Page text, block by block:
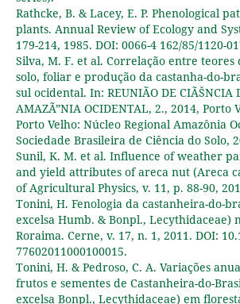
Rathcke, B. & Lacey, E. P. Phenological
plants. Annual Review of Ecology and
179-214, 1985. DOI: 0066-4 162/85/1120-
Silva, M. F. et al. Correlação entre
solo, foliar e produção da castanha-do-
sul ocidental. In: REUNIÃO DE CIÃŠNCIA
AMAZÃ”NIA OCIDENTAL, 2., 2014, Porto
Porto Velho: Núcleo Regional Amazônia
Sociedade Brasileira de Ciência do Solo,
Sunil, K. M. et al. Influence of weather
and yield attributes of areca nut (Areca
of Agricultural Physics, v. 11, p. 88-90,
Tonini, H. Fenologia da castanheira-do-
excelsa Humb. & Bonpl., Lecythidaceae)
Roraima. Cerne, v. 17, n. 1, 2011. DOI:
77602011000100015.
Tonini, H. & Pedroso, C. A. Variações
frutos e sementes de Castanheira-do-
excelsa Bonpl., Lecythidaceae) em